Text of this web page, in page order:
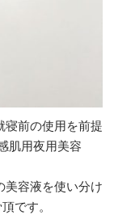
寝前の使用を前提
肌用夜用美容
美容液を使い分け
です。